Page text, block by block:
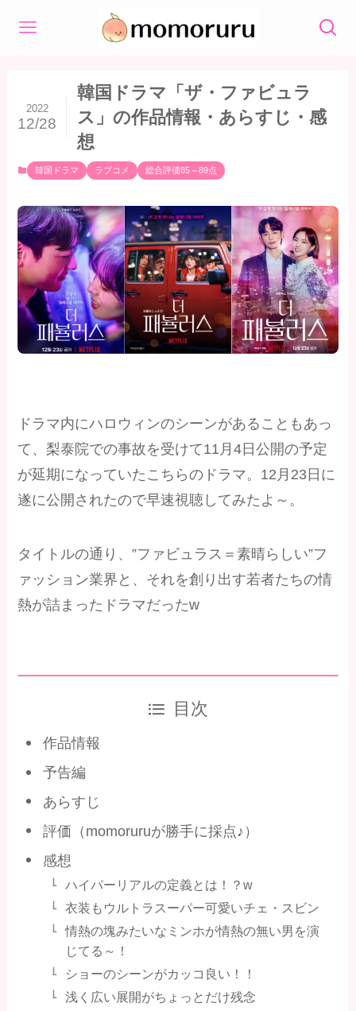
韓国ドラマ「ザ・ファビュラ
ス」の作品情報・あらすじ・感
想
2022
12/28
韓国ドラマ ラブコメ 総合評価85～89点
ドラマ内にハロウィンのシーンがあることもあっ
て、梨泰院での事故を受けて11月4日公開の予定
が延期になっていたこちらのドラマ。12月23日に
遂に公開されたので早速視聴してみたよ～。
タイトルの通り、”ファビュラス＝素晴らしい”フ
ァッション業界と、それを創り出す若者たちの情
熱が詰まったドラマだったw
目次
作品情報
予告編
あらすじ
評価（momoruruが勝手に採点♪）
感想
ハイパーリアルの定義とは！？w
衣装もウルトラスーパー可愛いチェ・スビン
情熱の塊みたいなミンホが情熱の無い男を演
じてる～！
ショーのシーンがカッコ良い！！
浅く広い展開がちょっとだけ残念